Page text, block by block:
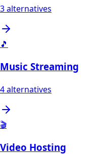
3alternatives
🎵
Music Streaming
4alternatives
🎬
Video Hosting